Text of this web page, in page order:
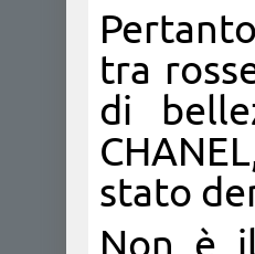
tra
di
stato
Non è